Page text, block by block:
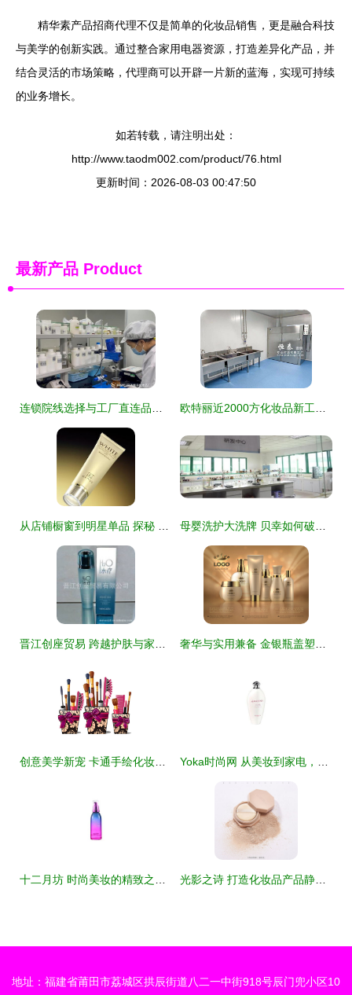
精华素产品招商代理不仅是简单的化妆品销售，更是融合科技
与美学的创新实践。通过整合家用电器资源，打造差异化产品，并
结合灵活的市场策略，代理商可以开辟一片新的蓝海，实现可持续
的业务增长。
如若转载，请注明出处：
http://www.taodm002.com/product/76.html
更新时间：2026-08-03 00:47:50
最新产品 Product
地址：福建省莆田市荔城区拱辰街道八二一中街918号辰门兜小区10